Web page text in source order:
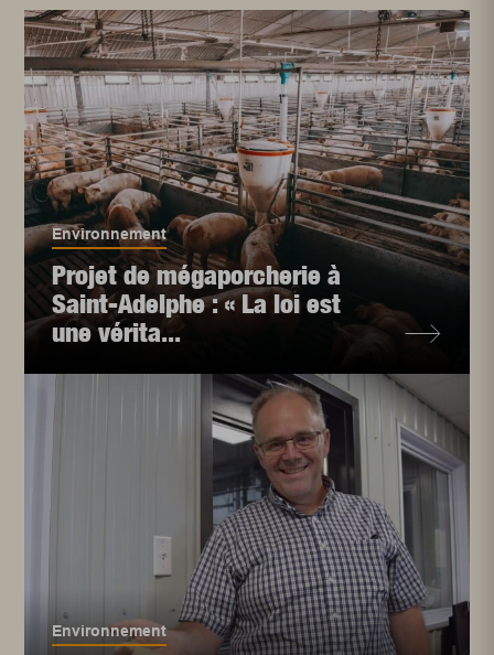
Environnement
Projet de mégaporcherie à
Saint-Adelphe : « La loi est
une vérita...
Environnement